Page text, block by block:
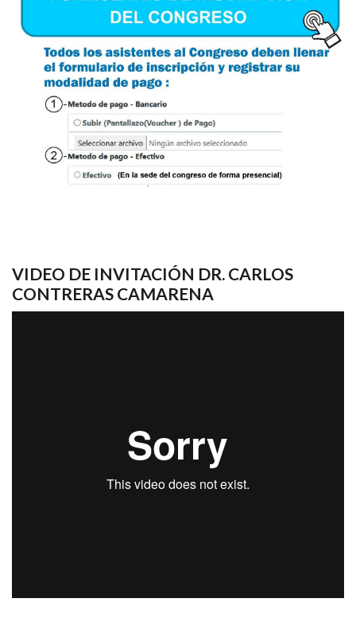
VIDEO DE INVITACIÓN DR. CARLOS
CONTRERAS CAMARENA